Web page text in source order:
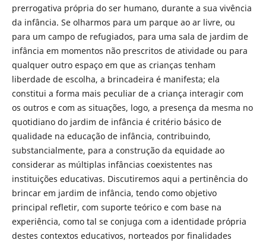
prerrogativa própria do ser humano, durante a sua vivência
da infância. Se olharmos para um parque ao ar livre, ou
para um campo de refugiados, para uma sala de jardim de
infância em momentos não prescritos de atividade ou para
qualquer outro espaço em que as crianças tenham
liberdade de escolha, a brincadeira é manifesta; ela
constitui a forma mais peculiar de a criança interagir com
os outros e com as situações, logo, a presença da mesma no
quotidiano do jardim de infância é critério básico de
qualidade na educação de infância, contribuindo,
substancialmente, para a construção da equidade ao
considerar as múltiplas infâncias coexistentes nas
instituições educativas. Discutiremos aqui a pertinência do
brincar em jardim de infância, tendo como objetivo
principal refletir, com suporte teórico e com base na
experiência, como tal se conjuga com a identidade própria
destes contextos educativos, norteados por finalidades